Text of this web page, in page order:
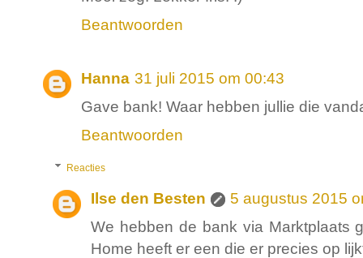
Beantwoorden
Hanna 31 juli 2015 om 00:43
Gave bank! Waar hebben jullie die
Beantwoorden
Reacties
Ilse den Besten
5 augustus 2015
We hebben de bank via Marktplaats
Home heeft er een die er precies op